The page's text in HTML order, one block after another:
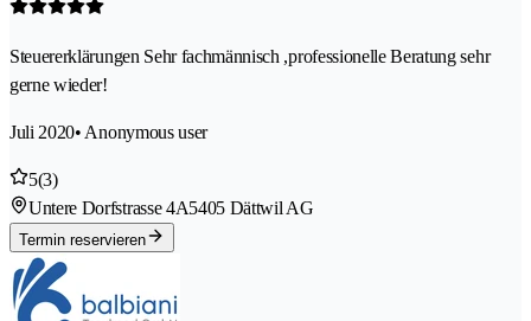
Steuererklärungen Sehr fachmännisch ,professionelle Beratung sehr
gerne wieder!
Juli 2020• Anonymous user
5(3)
Untere Dorfstrasse 4A5405 Dättwil AG
Termin reservieren